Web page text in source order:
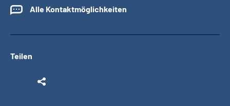
Alle Kontaktmöglichkeiten
Teilen